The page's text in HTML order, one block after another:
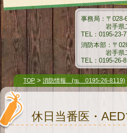
事務局：〒028-
岩手県
TEL：0195-23-
消防本部：〒
岩手県
TEL：0195-26-
TOP > 消防情報 (℡ 0195-26-8119)
組合情報
消防情報
クリーンセンター情報
衛生センター情報
介護保険情報
組合例規集休日当番医・